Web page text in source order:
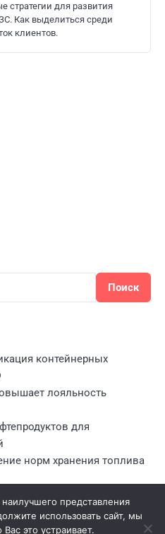
стратегии для развития
Как выделиться среди
клиентов.
Поиск
контейнерных
лояльность
для
норм хранения топлива
представления
использовать сайт, мы
Вас это устраивает.